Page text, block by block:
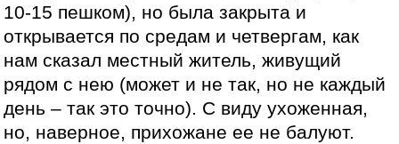
10-15 пешком), но была закрыта и
открывается по средам и четвергам, как
нам сказал местный житель, живущий
рядом с нею (может и не так, но не каждый
день – так это точно). С виду ухоженная,
но, наверное, прихожане ее не балуют.